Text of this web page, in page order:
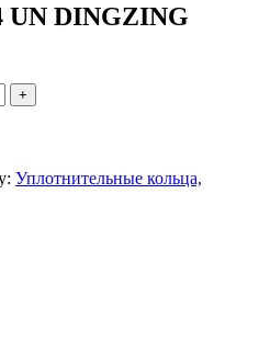
UN DINGZING
Уплотнительные кольца,